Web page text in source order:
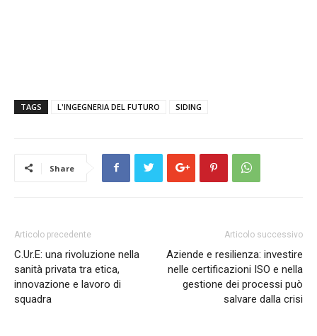
TAGS L'INGEGNERIA DEL FUTURO SIDING
Share
Articolo precedente
C.Ur.E: una rivoluzione nella
sanità privata tra etica,
innovazione e lavoro di
squadra
Articolo successivo
Aziende e resilienza: investire
nelle certificazioni ISO e nella
gestione dei processi può
salvare dalla crisi